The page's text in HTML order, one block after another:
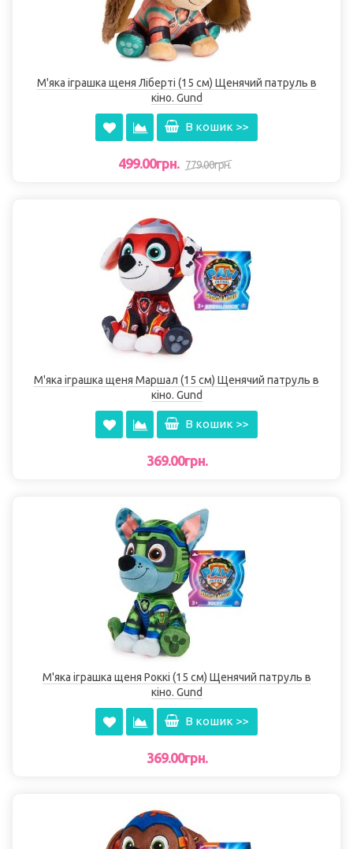
М'яка іграшка щеня Ліберті (15 см) Щенячий патруль в
кіно. Gund
В кошик >>
499.00грн. 779.00грн.
М'яка іграшка щеня Маршал (15 см) Щенячий патруль в
кіно. Gund
В кошик >>
369.00грн.
М'яка іграшка щеня Роккі (15 см) Щенячий патруль в
кіно. Gund
В кошик >>
369.00грн.